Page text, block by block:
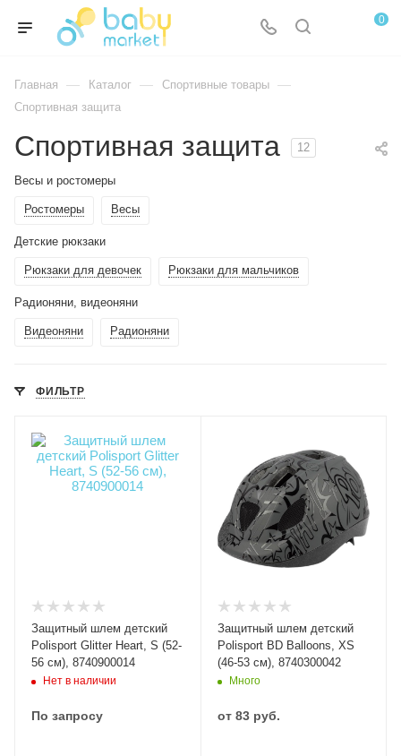
0
Главная — Каталог — Спортивные товары —
Спортивная защита
Спортивная защита 12
Весы и ростомеры
Ростомеры Весы
Детские рюкзаки
Рюкзаки для девочек Рюкзаки для мальчиков
Радионяни, видеоняни
Видеоняни Радионяни
ФИЛЬТР
Защитный шлем детский
Polisport Glitter Heart, S (52-
56 см), 8740900014
Нет в наличии
По запросу
Защитный шлем детский
Polisport BD Balloons, XS
(46-53 см), 8740300042
Много
от 83 руб.